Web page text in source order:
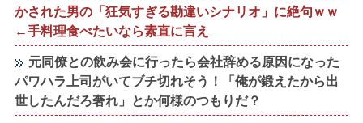
かされた男の「狂気すぎる勘違いシナリオ」に絶句ｗｗ
←手料理食べたいなら素直に言え
元同僚との飲み会に行ったら会社辞める原因になった
パワハラ上司がいてブチ切れそう！「俺が鍛えたから出
世したんだろ奢れ」とか何様のつもりだ？